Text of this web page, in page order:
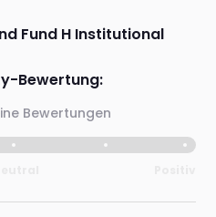
Fund H Institutional
Bewertung:
Bewertungen